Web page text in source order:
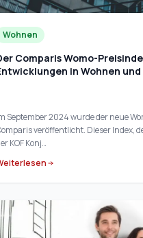
Wohnen
Comparis Womo-
in Wohnen
September 2024 wurde der neue
veröffentlicht. Dieser Index,
KOF Konj…